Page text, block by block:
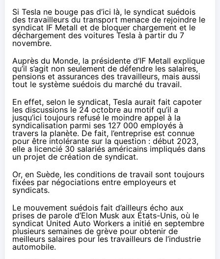
Si Tesla ne bouge pas d’ici là, le syndicat suédois
des travailleurs du transport menace de rejoindre le
syndicat IF Metall et de bloquer chargement et le
déchargement des voitures Tesla à partir du 7
novembre.
Auprès du Monde, la présidente d’IF Metall explique
qu’il s’agit non seulement de défendre les salaires,
pensions et assurances des travailleurs, mais aussi
tout le système suédois du marché du travail.
En effet, selon le syndicat, Tesla aurait fait capoter
les discussions le 24 octobre au motif qu’il a
jusqu’ici toujours refusé le moindre appel à la
syndicalisation parmi ses 127 000 employés à
travers la planète. De fait, l’entreprise est connue
pour être intolérante sur la question : début 2023,
elle a licencié 30 salariés américains impliqués dans
un projet de création de syndicat.
Or, en Suède, les conditions de travail sont toujours
fixées par négociations entre employeurs et
syndicats.
Le mouvement suédois fait d’ailleurs écho aux
prises de parole d’Elon Musk aux États-Unis, où le
syndicat United Auto Workers a initié en septembre
plusieurs semaines de grève pour obtenir de
meilleurs salaires pour les travailleurs de l’industrie
automobile.